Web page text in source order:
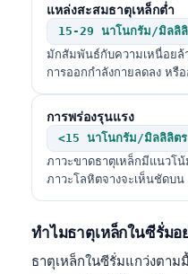
แหล่งสะสมธาตุเหล็กต่ำ
15-29 นาโนกรัม/มิลลิลิ
มักสัมพันธ์กับความเหนื่อยล้
การออกกำลังกายลดลง หรื
การพร่องรุนแรง
<15 นาโนกรัม/มิลลิลิต
ภาวะขาดธาตุเหล็กมีแนวโ
ภาวะโลหิตจางจะเห็นชัดบน
ทำไมธาตุเหล็กในซีรั่มอ
ธาตุเหล็กในซีรั่มแกว่งตาม